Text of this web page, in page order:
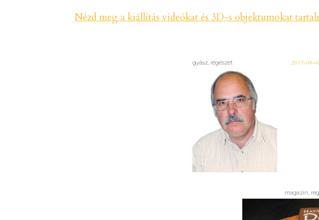
Nézd meg a kiállítás videókat és 3D-s objektumokat
gyász, régészet 2017-08-
In memoriam V. Székely
György
magazin,